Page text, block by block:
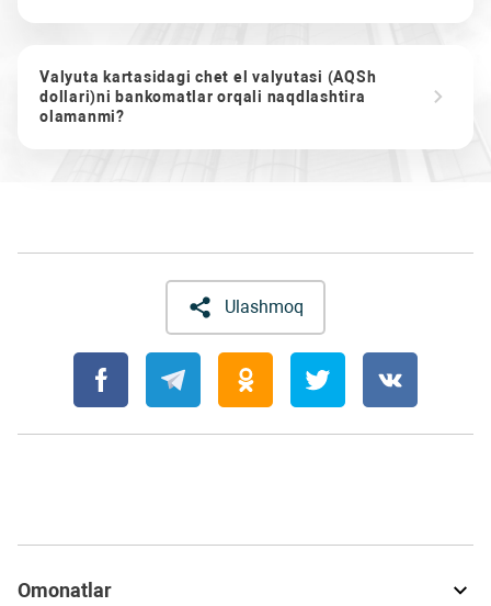
Valyuta kartasidagi chet el valyutasi (AQSh
dollari)ni bankomatlar orqali naqdlashtira
olamanmi?
Ulashmoq
Omonatlar